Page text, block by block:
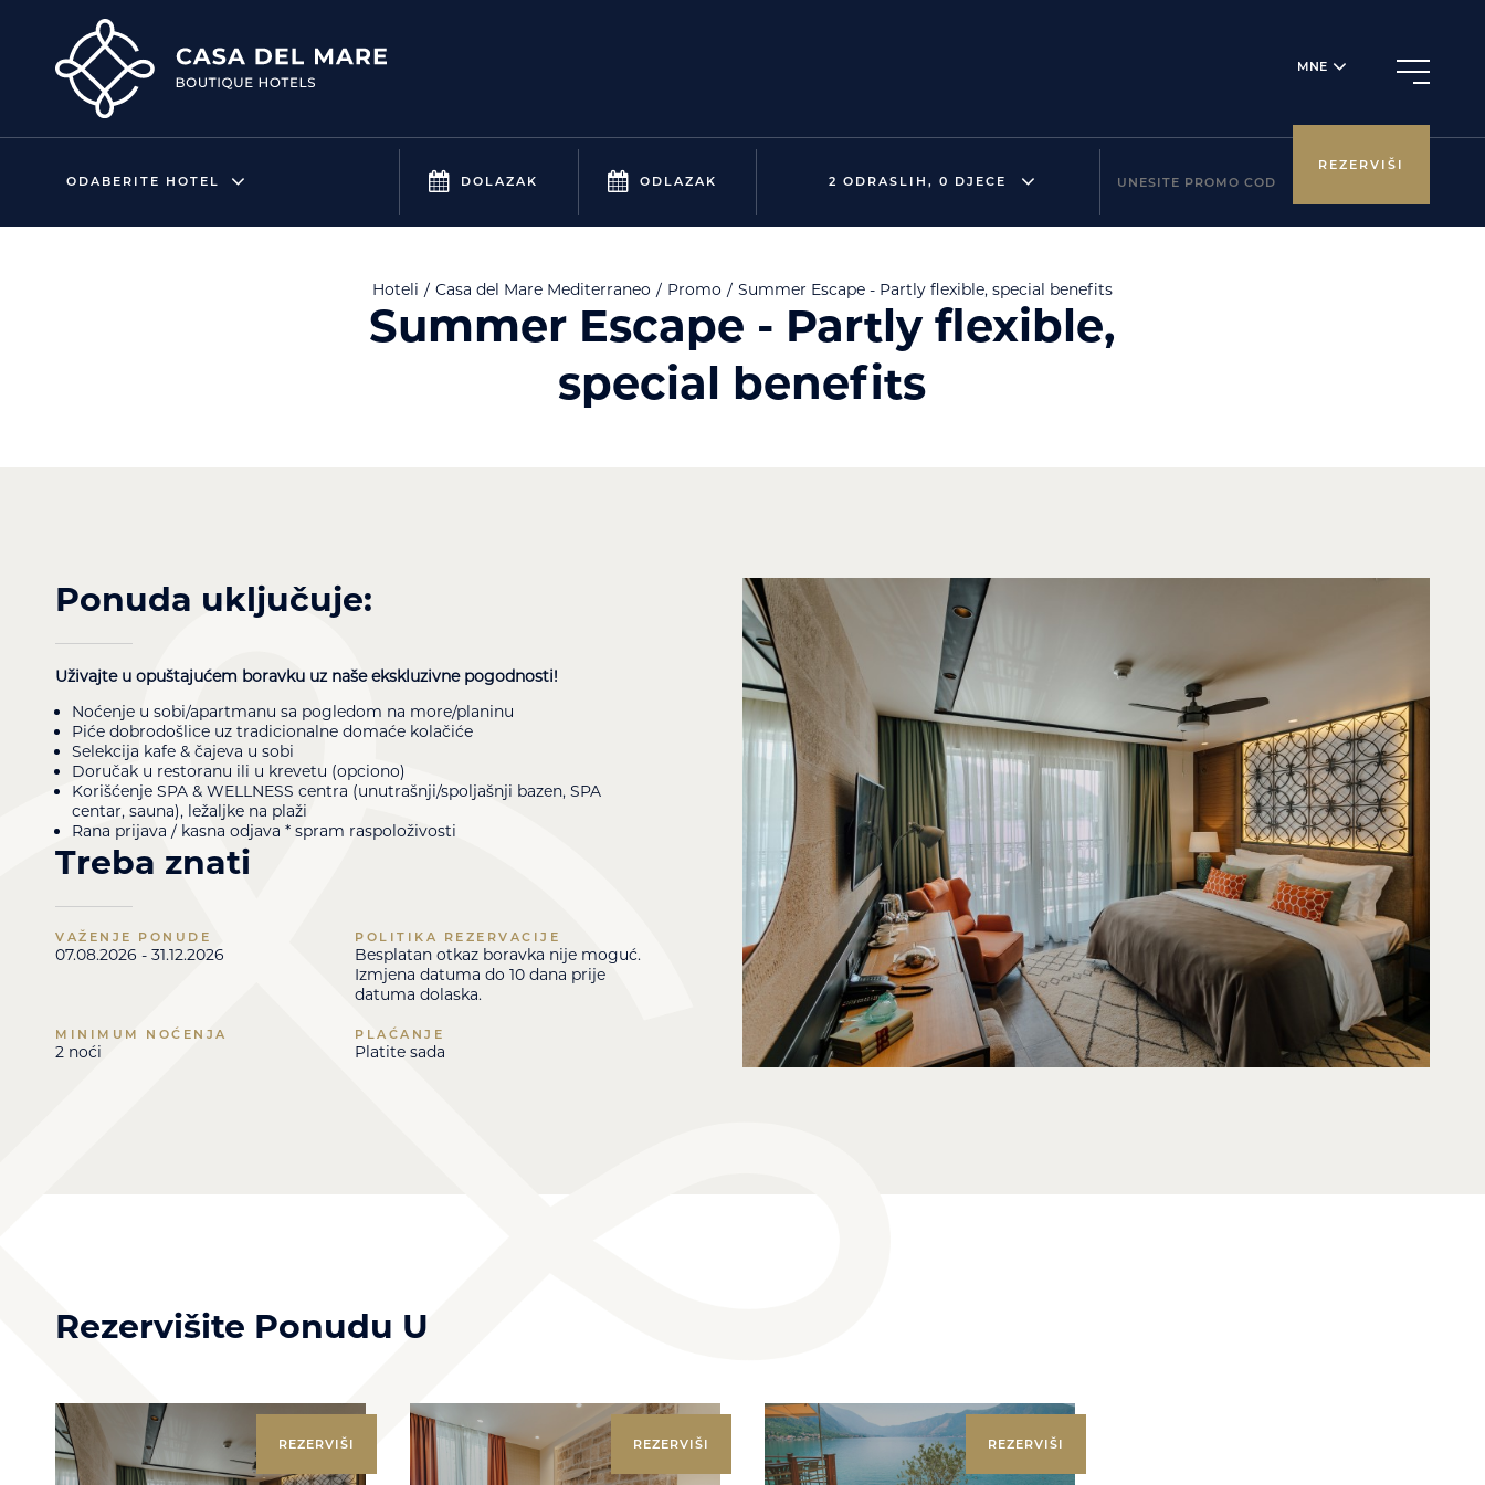
MNE
ODABERITE HOTEL DOLAZAK ODLAZAK 2 ODRASLIH, 0 DJECE
REZERVIŠI
Hoteli Casa del Mare Mediterraneo Promo Summer Escape - Partly flexible, special benefits
Summer Escape - Partly flexible,
special benefits
Ponuda uključuje:
Uživajte u opuštajućem boravku uz naše ekskluzivne pogodnosti!
Noćenje u sobi/apartmanu sa pogledom na more/planinu
Piće dobrodošlice uz tradicionalne domaće kolačiće
Selekcija kafe & čajeva u sobi
Doručak u restoranu ili u krevetu (opciono)
Korišćenje SPA & WELLNESS centra (unutrašnji/spoljašnji bazen, SPA
centar, sauna), ležaljke na plaži
Rana prijava / kasna odjava * spram raspoloživosti
Treba znati
VAŽENJE PONUDE
07.08.2026 - 31.12.2026
POLITIKA REZERVACIJE
Besplatan otkaz boravka nije moguć.
Izmjena datuma do 10 dana prije
datuma dolaska.
MINIMUM NOĆENJA
2 noći
PLAĆANJE
Platite sada
Rezervišite Ponudu U
REZERVIŠI REZERVIŠI REZERVIŠI